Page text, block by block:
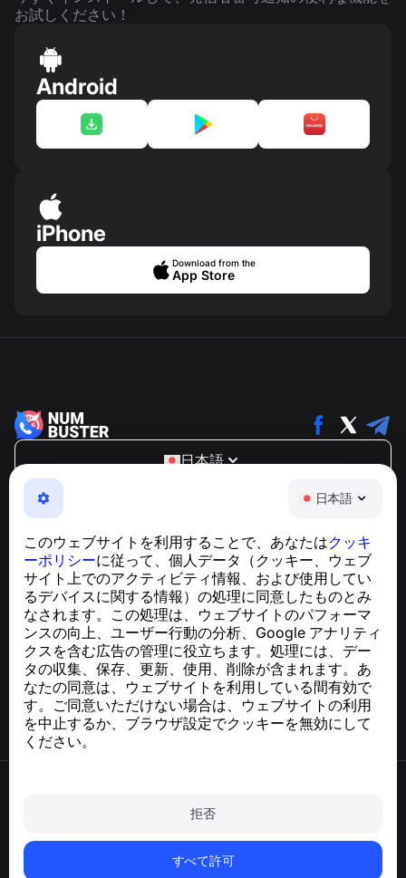
日本語
このウェブサイトを利用することで、あなたはクッキ
ーポリシーに従って、個人データ（クッキー、ウェブ
サイト上でのアクティビティ情報、および使用してい
るデバイスに関する情報）の処理に同意したものとみ
なされます。この処理は、ウェブサイトのパフォーマ
ンスの向上、ユーザー行動の分析、Google アナリティ
クスを含む広告の管理に役立ちます。処理には、デー
タの収集、保存、更新、使用、削除が含まれます。あ
なたの同意は、ウェブサイトを利用している間有効で
す。ご同意いただけない場合は、ウェブサイトの利用
を中止するか、ブラウザ設定でクッキーを無効にして
ください。
拒否
すべて許可
お試しください！
Android
iPhone
Download from the
App Store
日本語
NumBuster © 2013—2026 ·
support@numbuster.com
電話詐欺、スパム、不審なメッセージからあなたを守る、
GDPR準拠に関するお問い合わせ：
support@numbuster.com
ヘルプセンター
ニュースと記事
プロジェクトについて
連絡先
アカウントと個人データを削除